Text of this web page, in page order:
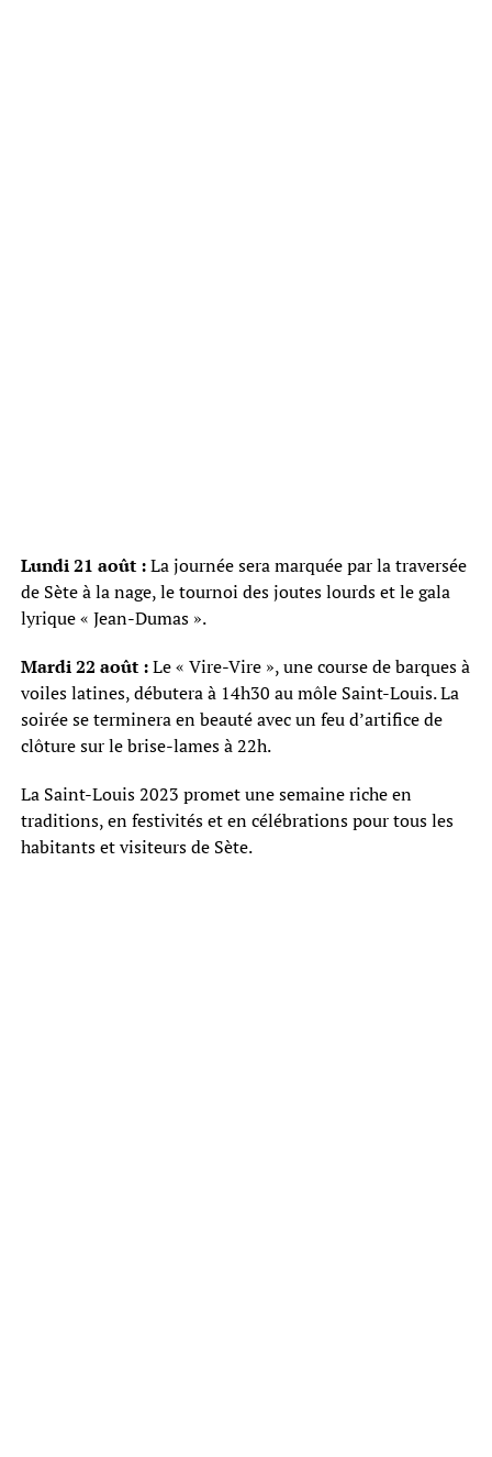
Lundi 21 août :La journée sera marquée par la traversée
de Sète à la nage, le tournoi des joutes lourds et le gala
lyrique « Jean-Dumas ».
Mardi 22 août :Le « Vire-Vire », une course de barques à
voiles latines, débutera à 14h30 au môle Saint-Louis. La
soirée se terminera en beauté avec un feu d’artifice de
clôture sur le brise-lames à 22h.
La Saint-Louis 2023 promet une semaine riche en
traditions, en festivités et en célébrations pour tous les
habitants et visiteurs de Sète.